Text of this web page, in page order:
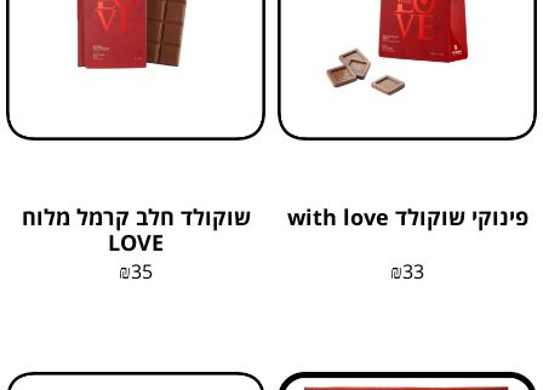
פינוקי שוקולד with love
₪33
שוקולד חלב קרמל מלוח
LOVE
₪35